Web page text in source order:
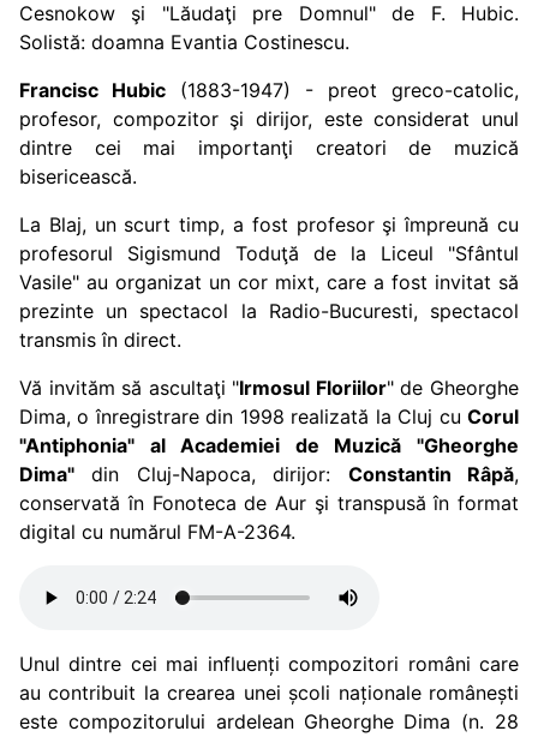
Cesnokow şi "Lăudaţi pre Domnul" de F. Hubic.
Solistă: doamna Evantia Costinescu.
Francisc Hubic (1883-1947) - preot greco-catolic,
profesor, compozitor şi dirijor, este considerat unul
dintre cei mai importanţi creatori de muzică
bisericească.
La Blaj, un scurt timp, a fost profesor şi împreună cu
profesorul Sigismund Toduţă de la Liceul "Sfântul
Vasile" au organizat un cor mixt, care a fost invitat să
prezinte un spectacol la Radio-Bucuresti, spectacol
transmis în direct.
Vă invităm să ascultaţi "Irmosul Floriilor" de Gheorghe
Dima, o înregistrare din 1998 realizată la Cluj cu Corul
"Antiphonia" al Academiei de Muzică "Gheorghe
Dima" din Cluj-Napoca, dirijor: Constantin Râpă,
conservată în Fonoteca de Aur şi transpusă în format
digital cu numărul FM-A-2364.
Unul dintre cei mai influenți compozitori români care
au contribuit la crearea unei școli naționale românești
este compozitorului ardelean Gheorghe Dima (n. 28